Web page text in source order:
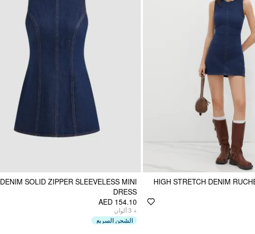
HIGH STRETCH DENIM
DENIM SOLID ZIPPER SLEEVELESS MINI
DRESS
AED 154.10
+
3ألوان
الشحن السريع